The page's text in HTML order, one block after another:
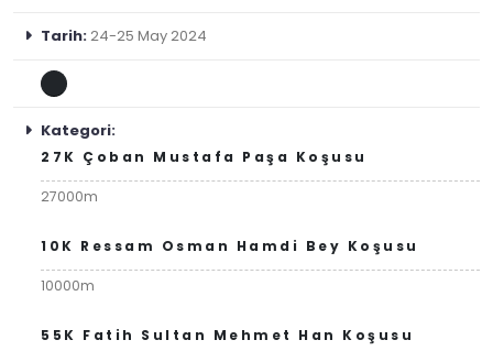
Tarih:24-25 May 2024
Kategori:
27K Çoban Mustafa Paşa Koşusu
27000m
10K Ressam Osman Hamdi Bey Koşusu
10000m
55K Fatih Sultan Mehmet Han Koşusu